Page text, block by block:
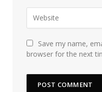
Save my name,
browser for the next